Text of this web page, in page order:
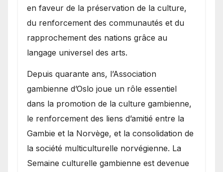
en faveur de la préservation de la culture,
du renforcement des communautés et du
rapprochement des nations grâce au
langage universel des arts.
​Depuis quarante ans, l’Association
gambienne d’Oslo joue un rôle essentiel
dans la promotion de la culture gambienne,
le renforcement des liens d’amitié entre la
Gambie et la Norvège, et la consolidation de
la société multiculturelle norvégienne. La
Semaine culturelle gambienne est devenue